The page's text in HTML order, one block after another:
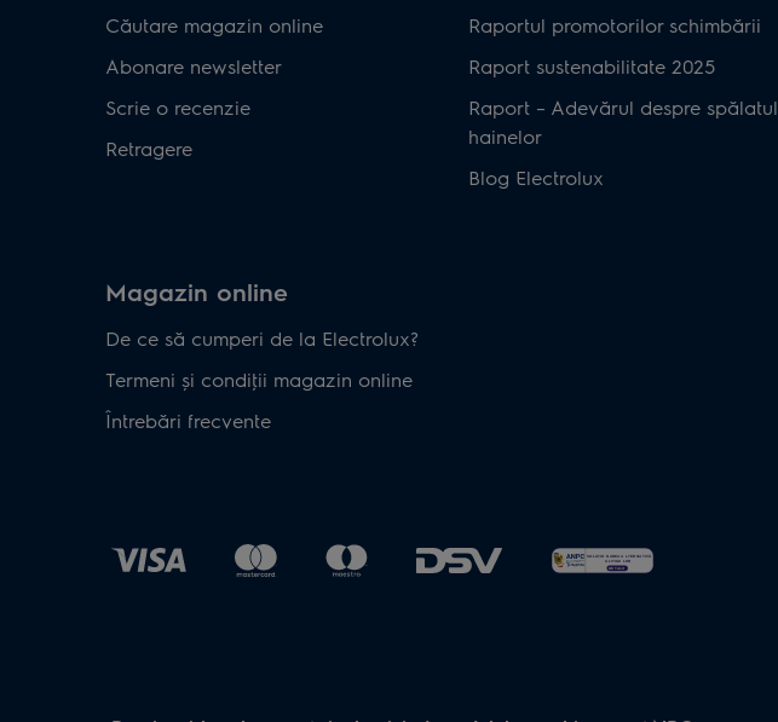
Căutare magazin online
Abonare newsletter
Scrie o recenzie
Retragere
Raportul promotorilor schimbării
Raport sustenabilitate 2025
Raport – Adevărul despre spălatul
hainelor
Blog Electrolux
Magazin online
De ce să cumperi de la Electrolux?
Termeni și condiţii magazin online
Întrebări frecvente